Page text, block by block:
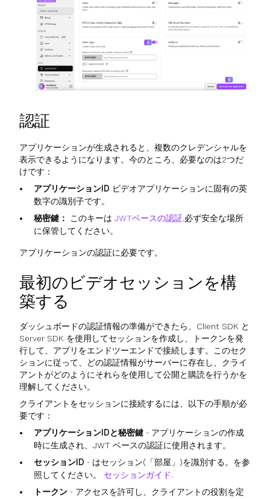
認証
アプリケーションが生成されると、複数のクレデンシャルを
表示できるようになります。今のところ、必要なのは2つだ
けです：
アプリケーションID ビデオアプリケーションに固有の英
数字の識別子です。
秘密鍵：
このキーは JWTベースの認証.必ず安全な場所
に保管してください。
アプリケーションの認証に必要です。
最初のビデオセッションを構
築する
ダッシュボードの認証情報の準備ができたら、Client SDK と
Server SDK を使用してセッションを作成し、トークンを発
行して、アプリをエンドツーエンドで接続します。このセク
ションに従って、どの認証情報がサーバーに存在し、クライ
アントがどのようにそれらを使用して公開と購読を行うかを
理解してください。
クライアントをセッションに接続するには、以下の手順が必
要です：
アプリケーションIDと秘密鍵 - アプリケーションの作成
時に生成され、JWT ベースの認証に使用されます。
セッションID - はセッション(「部屋」)を識別する。を参
照してください。 セッションガイド.
トークン - アクセスを許可し、クライアントの役割を定